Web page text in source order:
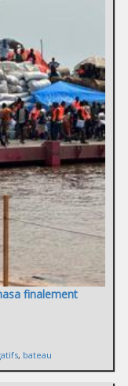
finalement
, bateau